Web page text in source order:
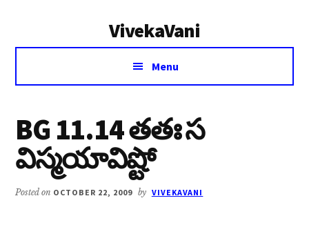
VivekaVani
Voice
Vivekananda
Menu
BG 11.14 తతః స
విస్మయావిష్టో
Posted on OCTOBER 22, 2009 by VIVEKAVANI